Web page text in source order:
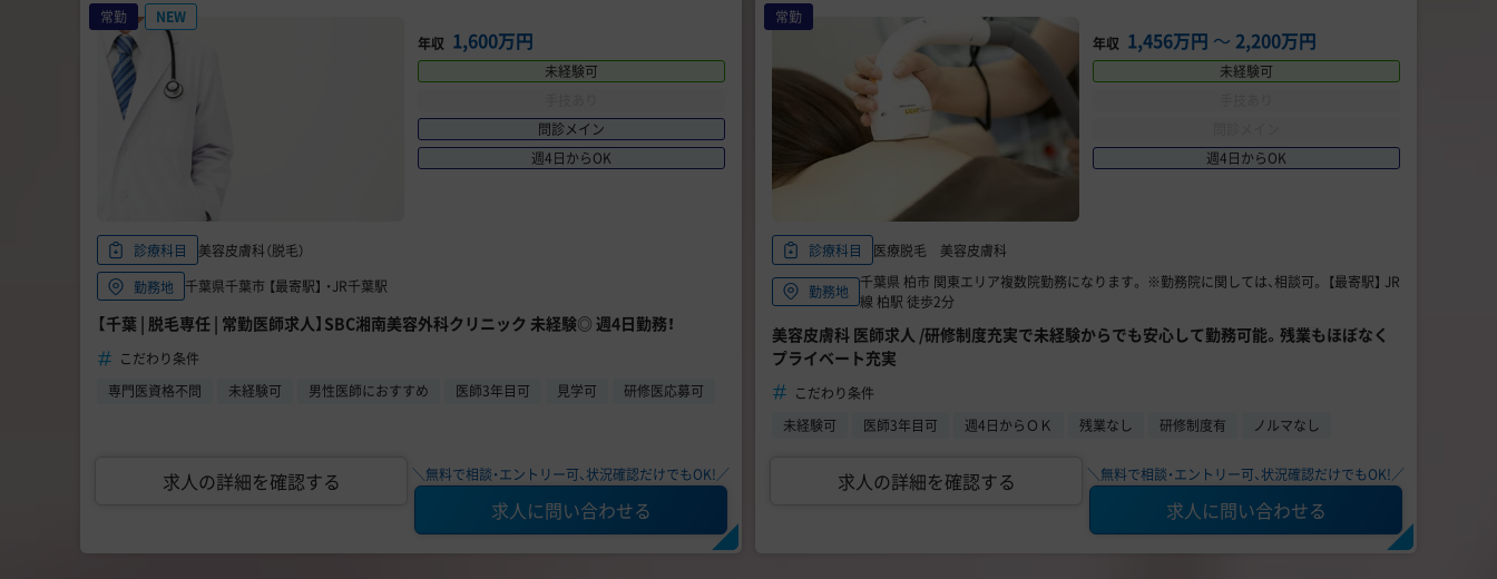
常勤
NEW
年収 1,600万円
未経験可
問診メイン
週4日からOK
診療科目
美容皮膚科（脱毛）
勤務地
千葉県千葉市 【最寄駅】 ・JR千葉駅
【千葉 | 脱毛専任 | 常勤医師求人】SBC湘南美容外科クリニック 未経験◎ 週4日勤務！
こだわり条件
専門医資格不問
未経験可 男性医師におすすめ 医師3年目可 見学可 研修医応募可
求人の詳細を確認する ＼無料で相談・エントリー可、状況確認だけでもOK!／
求人に問い合わせる
常勤
年収 1,456万円 〜 2,200万円
未経験可
週4日からOK
診療科目 医療脱毛 美容皮膚科
勤務地
千葉県 柏市 関東エリア複数院勤務になります。 ※勤務院に関しては、相談可。 【最寄駅】 JR
線 柏駅 徒歩2分
美容皮膚科 医師求人 /研修制度充実で未経験からでも安心して勤務可能。残業もほぼなく
プライベート充実
こだわり条件
未経験可
医師3年目可 週4日からＯＫ 残業なし 研修制度有 ノルマなし
求人の詳細を確認する ＼無料で相談・エントリー可、状況確認だけでもOK!／
求人に問い合わせる